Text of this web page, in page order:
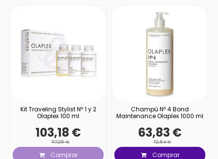
Kit Traveling Stylist Nº 1 y 2
Olaplex 100 ml
103,18 €
117,25 €
Comprar
Champú Nº 4 Bond
Maintenance Olaplex 1000 ml
63,83 €
72,54 €
Comprar